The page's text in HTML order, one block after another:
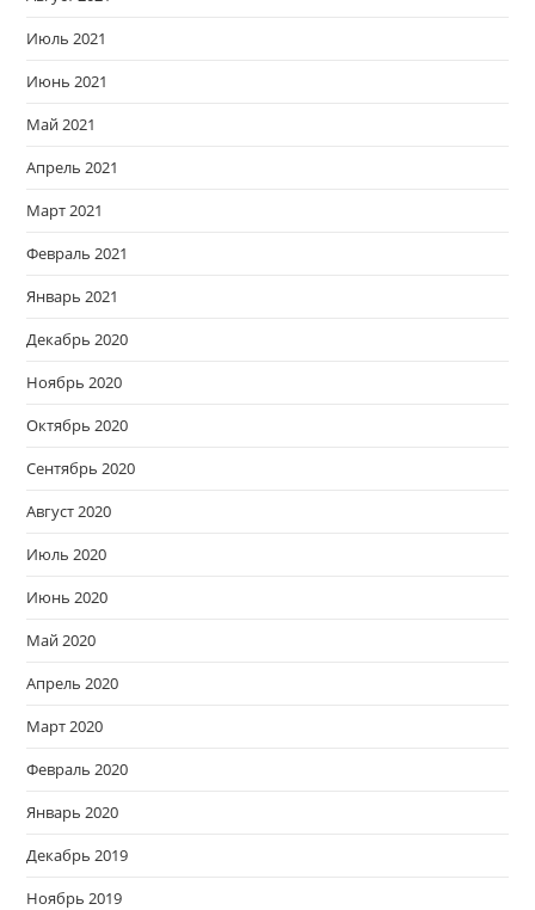
Июль 2021
Июнь 2021
Май 2021
Апрель 2021
Март 2021
Февраль 2021
Январь 2021
Декабрь 2020
Ноябрь 2020
Октябрь 2020
Сентябрь 2020
Август 2020
Июль 2020
Июнь 2020
Май 2020
Апрель 2020
Март 2020
Февраль 2020
Январь 2020
Декабрь 2019
Ноябрь 2019